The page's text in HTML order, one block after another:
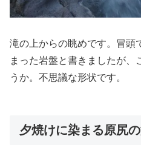
滝の上からの眺めです。冒頭
まった岩盤と書きましたが、
うか。不思議な形状です。
夕焼けに染まる原尻